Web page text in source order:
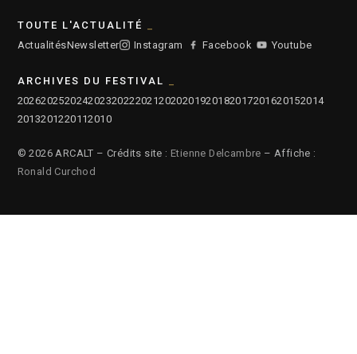
TOUTE L'ACTUALITÉ
ActualitésNewsletter Instagram Facebook Youtube
ARCHIVES DU FESTIVAL
2026202520242023202220212020201920182017201620152014
2013201220112010
© 2026 ARCALT – Crédits site : Etienne Delcambre – Affiche :
Ronald Curchod